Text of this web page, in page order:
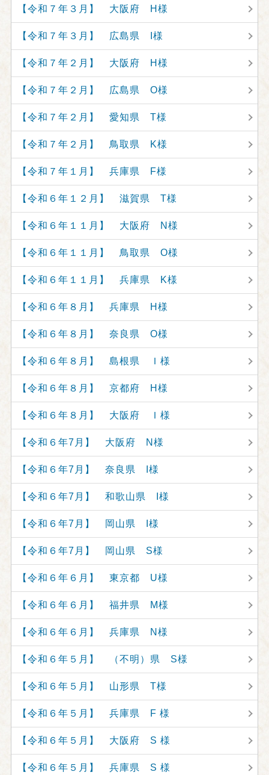
【令和７年３月】 大阪府 H様
【令和７年３月】 広島県 I様
【令和７年２月】 大阪府 H様
【令和７年２月】 広島県 O様
【令和７年２月】 愛知県 T様
【令和７年２月】 鳥取県 K様
【令和７年１月】 兵庫県 F様
【令和６年１２月】 滋賀県 T様
【令和６年１１月】 大阪府 N様
【令和６年１１月】 鳥取県 O様
【令和６年１１月】 兵庫県 K様
【令和６年８月】 兵庫県 H様
【令和６年８月】 奈良県 O様
【令和６年８月】 島根県 Ｉ様
【令和６年８月】 京都府 H様
【令和６年８月】 大阪府 Ｉ様
【令和６年7月】 大阪府 N様
【令和６年7月】 奈良県 I様
【令和６年7月】 和歌山県 I様
【令和６年7月】 岡山県 I様
【令和６年7月】 岡山県 S様
【令和６年６月】 東京都 U様
【令和６年６月】 福井県 M様
【令和６年６月】 兵庫県 N様
【令和６年５月】 （不明）県 S様
【令和６年５月】 山形県 T様
【令和６年５月】 兵庫県 F 様
【令和６年５月】 大阪府 S 様
【令和６年５月】 兵庫県 S 様